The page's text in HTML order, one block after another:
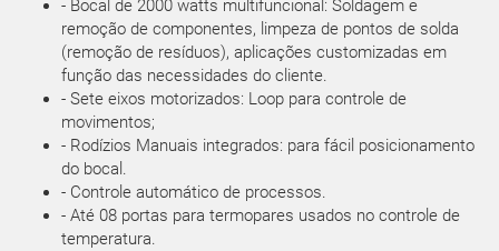
- Bocal de 2000 watts multifuncional: Soldagem e
remoção de componentes, limpeza de pontos de solda
(remoção de resíduos), aplicações customizadas em
função das necessidades do cliente.
- Sete eixos motorizados: Loop para controle de
movimentos;
- Rodízios Manuais integrados: para fácil posicionamento
do bocal.
- Controle automático de processos.
- Até 08 portas para termopares usados no controle de
temperatura.